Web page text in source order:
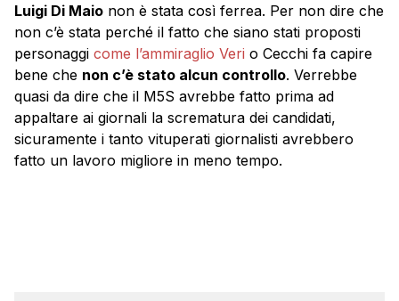
Luigi Di Maio non è stata così ferrea. Per non dire che
non c’è stata perché il fatto che siano stati proposti
personaggi come l’ammiraglio Veri o Cecchi fa capire
bene che non c’è stato alcun controllo. Verrebbe
quasi da dire che il M5S avrebbe fatto prima ad
appaltare ai giornali la scrematura dei candidati,
sicuramente i tanto vituperati giornalisti avrebbero
fatto un lavoro migliore in meno tempo.